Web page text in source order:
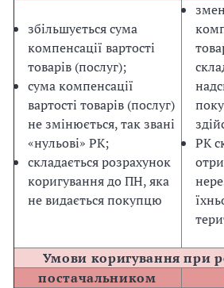
збільшується сума
компенсації вартості
товарів (послуг);
сума компенсації
вартості товарів (послуг)
не змінюється, так звані
«нульові» РК;
складається розрахунок
коригування до ПН, яка
не видається покупцю
РК
Умови коригування при
постачальником